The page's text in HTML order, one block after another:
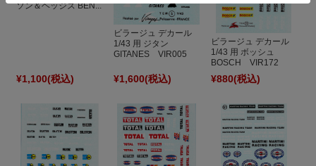
ソン＆ヘッジズ BEN...
¥1,100(税込)
ビラージュ デカール
1/43 用 ジタン
GITANES VIR005
¥1,600(税込)
ビラージュ デカール
1/43 用 ボッシュ
BOSCH VIR172
¥880(税込)